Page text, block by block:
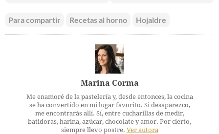
Para compartir Recetas al horno Hojaldre
Marina Corma
Me enamoré de la pastelería y, desde entonces, la cocina
se ha convertido en mi lugar favorito. Si desaparezco,
me encontrarás allí. Sí, entre cucharillas de medir,
batidoras, harina, azúcar, chocolate y amor. Por cierto,
siempre llevo postre. Ver autora